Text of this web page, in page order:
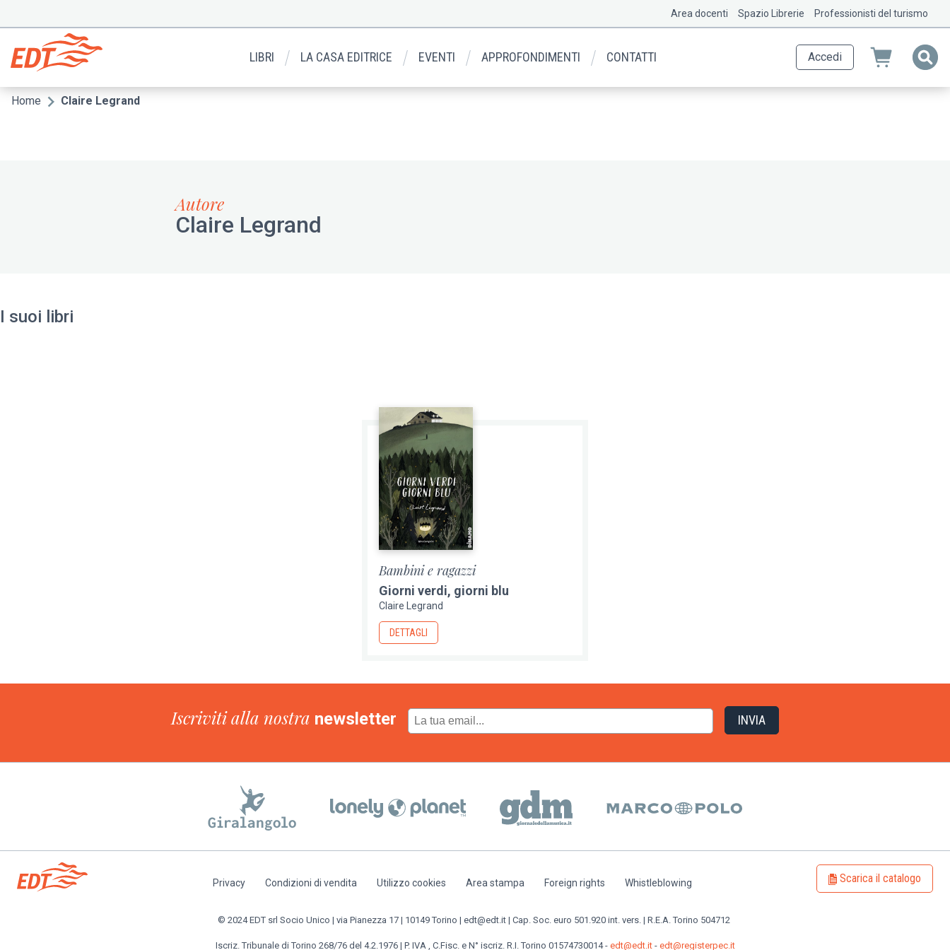
contenuto
principale
Menu
secondario
Area docenti Spazio Librerie Professionisti del turismo
LIBRI LA CASA EDITRICE EVENTI APPROFONDIMENTI CONTATTI Accedi
Briciole
Home Claire Legrand
Autore
Claire Legrand
I suoi libri
Bambini e ragazzi
Giorni verdi, giorni blu
Claire Legrand
DETTAGLI
Iscriviti alla nostra newsletter
Privacy Condizioni di vendita Utilizzo cookies Area stampa Foreign rights Whistleblowing Scarica il catalogo
© 2024 EDT srl Socio Unico | via Pianezza 17 | 10149 Torino | edt@edt.it | Cap. Soc. euro 501.920 int. vers. | R.E.A. Torino 504712
Iscriz. Tribunale di Torino 268/76 del 4.2.1976 | P. IVA , C.Fisc. e N° iscriz. R.I. Torino 01574730014 - edt@edt.it- edt@registerpec.it